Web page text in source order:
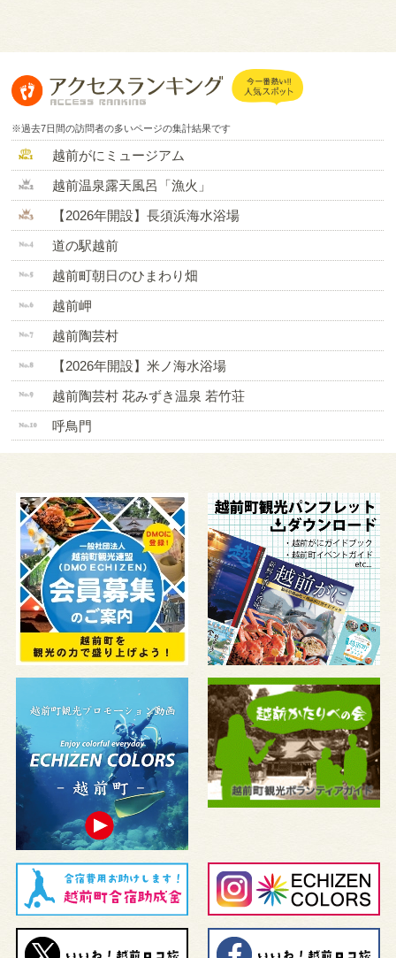
※過去7日間の訪問者の多いページの集計結果です
越前がにミュージアム
越前温泉露天風呂「漁火」
【2026年開設】長須浜海水浴場
道の駅越前
越前町朝日のひまわり畑
越前岬
越前陶芸村
【2026年開設】米ノ海水浴場
越前陶芸村 花みずき温泉 若竹荘
呼鳥門